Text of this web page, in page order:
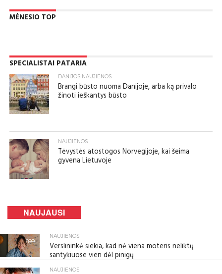
MĖNESIO TOP
SPECIALISTAI PATARIA
DANIJOS NAUJIENOS
Brangi būsto nuoma Danijoje, arba ką privalo
žinoti ieškantys būsto
NAUJIENOS
Tėvystės atostogos Norvegijoje, kai šeima
gyvena Lietuvoje
NAUJAUSI
899
NAUJIENOS
Verslininkė siekia, kad nė viena moteris neliktų
santykiuose vien dėl pinigų
NAUJIENOS